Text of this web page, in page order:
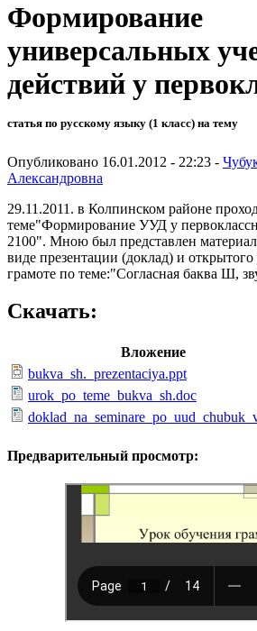
Формирование
универсальных
действий у
статья по русскому языку (1 класс) на тему
Опубликовано 16.01.2012 - 22:23 -
Александровна
29.11.2011. в Колпинском районе
теме"Формирование УУД у
2100". Мною был представлен
виде презентации (доклад) и открытого
грамоте по теме:"Согласная баква Ш,
Скачать:
Вложение
bukva_sh._prezentaciya.ppt
urok_po_teme_bukva_sh.doc
Предварительный просмотр: